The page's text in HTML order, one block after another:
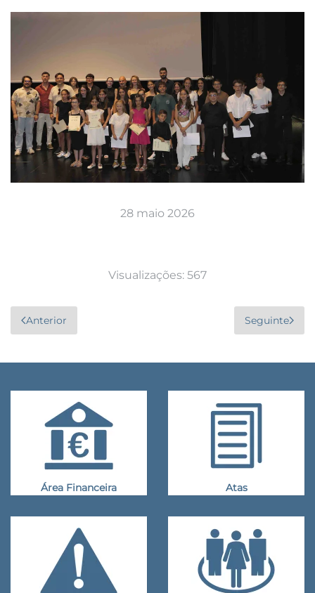
28 maio 2026
Visualizações: 567
Anterior Seguinte
Área Financeira Atas